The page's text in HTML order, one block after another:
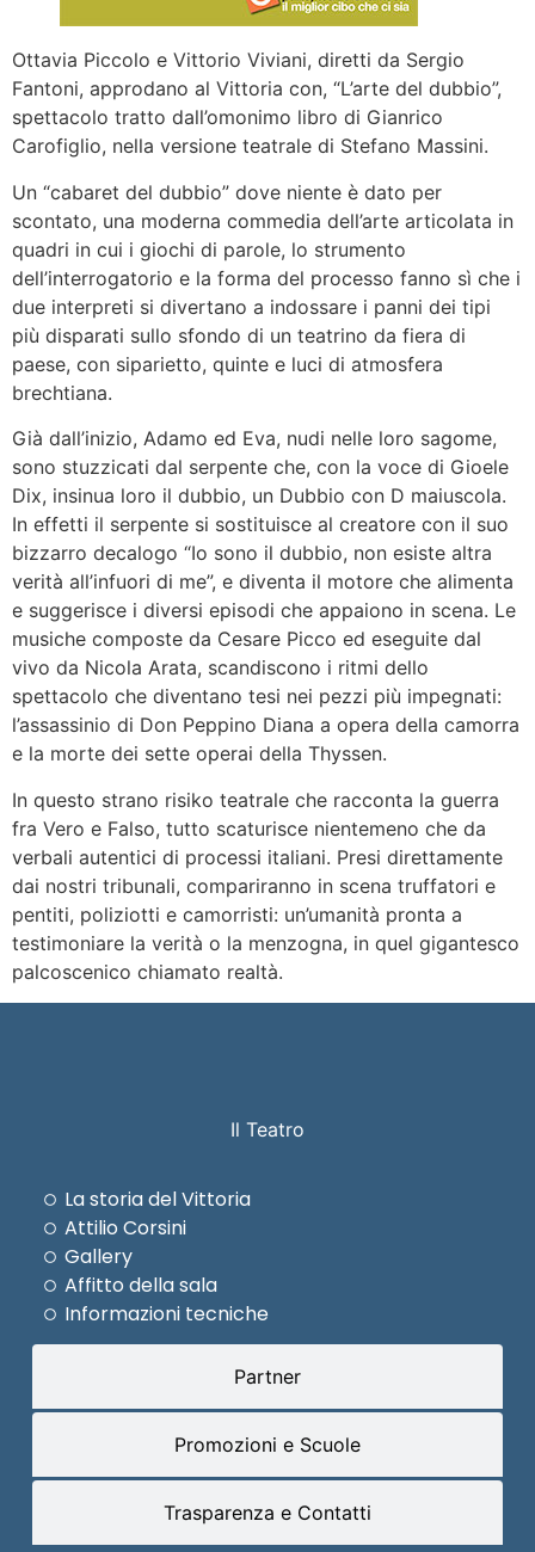
Ottavia Piccolo e Vittorio Viviani, diretti da Sergio
Fantoni, approdano al Vittoria con, “L’arte del dubbio”,
spettacolo tratto dall’omonimo libro di Gianrico
Carofiglio, nella versione teatrale di Stefano Massini.
Un “cabaret del dubbio” dove niente è dato per
scontato, una moderna commedia dell’arte articolata in
quadri in cui i giochi di parole, lo strumento
dell’interrogatorio e la forma del processo fanno sì che i
due interpreti si divertano a indossare i panni dei tipi
più disparati sullo sfondo di un teatrino da fiera di
paese, con siparietto, quinte e luci di atmosfera
brechtiana.
Già dall’inizio, Adamo ed Eva, nudi nelle loro sagome,
sono stuzzicati dal serpente che, con la voce di Gioele
Dix, insinua loro il dubbio, un Dubbio con D maiuscola.
In effetti il serpente si sostituisce al creatore con il suo
bizzarro decalogo “Io sono il dubbio, non esiste altra
verità all’infuori di me”, e diventa il motore che alimenta
e suggerisce i diversi episodi che appaiono in scena. Le
musiche composte da Cesare Picco ed eseguite dal
vivo da Nicola Arata, scandiscono i ritmi dello
spettacolo che diventano tesi nei pezzi più impegnati:
l’assassinio di Don Peppino Diana a opera della camorra
e la morte dei sette operai della Thyssen.
In questo strano risiko teatrale che racconta la guerra
fra Vero e Falso, tutto scaturisce nientemeno che da
verbali autentici di processi italiani. Presi direttamente
dai nostri tribunali, compariranno in scena truffatori e
pentiti, poliziotti e camorristi: un’umanità pronta a
testimoniare la verità o la menzogna, in quel gigantesco
palcoscenico chiamato realtà.
Il Teatro
Partner
Promozioni e Scuole
Trasparenza e Contatti
La storia del Vittoria
Attilio Corsini
Gallery
Affitto della sala
Informazioni tecniche